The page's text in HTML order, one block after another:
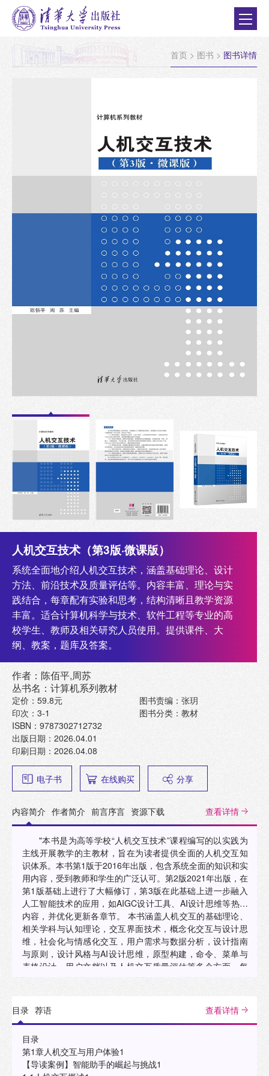
首页 > 图书 > 图书详情
人机交互技术（第3版·微课版）
系统全面地介绍人机交互技术，涵盖基础理论、设计
方法、前沿技术及质量评估等。内容丰富、理论与实
践结合，每章配有实验和思考，结构清晰且教学资源
丰富。适合计算机科学与技术、软件工程等专业的高
校学生、教师及相关研究人员使用。提供课件、大
纲、教案，题库及答案。
作者：陈佰平,周苏
丛书名：计算机系列教材
定价：59.8元
印次：3-1
ISBN：9787302712732
出版日期：2026.04.01
印刷日期：2026.04.08
图书责编：张玥
图书分类：教材
电子书 在线购买 分享
内容简介 作者简介 前言序言 资源下载 查看详情
"本书是为高等学校“人机交互技术”课程编写的以实践为
主线开展教学的主教材，旨在为读者提供全面的人机交互知
识体系。本书第1版于2016年出版，包含系统全面的知识和实
用内容，受到教师和学生的广泛认可。第2版2021年出版，在
第1版基础上进行了大幅修订，第3版在此基础上进一步融入
人工智能技术的应用，如AIGC设计工具、AI设计思维等热点
内容，并优化更新各章节。 本书涵盖人机交互的基础理论、
相关学科与认知理论，交互界面技术，概念化交互与设计思
维，社会化与情感化交互，用户需求与数据分析，设计指南
与原则，设计风格与AI设计思维，原型构建，命令、菜单与
表格设计，用户文档以及人机交互质量评估等多个方面。每
评估学习效果。 本书适合高等学校教学使用，也适合作为技
术人员和科研工作者的参考书。 "
目录 荐语 查看详情
目录
第1章人机交互与用户体验1
【导读案例】智能助手的崛起与挑战1